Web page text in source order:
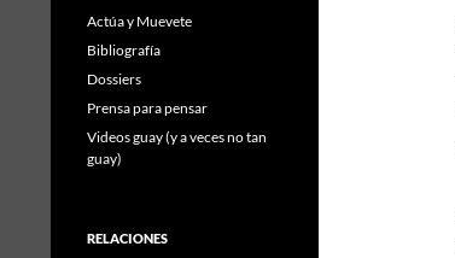
Actúa y Muevete
Bibliografía
Dossiers
Prensa para pensar
Videos guay (y a veces no tan
guay)
RELACIONES